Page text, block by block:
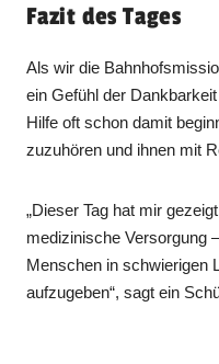
Fazit des Tages
Als wir die
ein Gefühl der
Hilfe oft schon damit
zuzuhören und ihnen mit
„Dieser Tag hat mir
medizinische Versorgung
Menschen in schwierigen
aufzugeben“, sagt ein